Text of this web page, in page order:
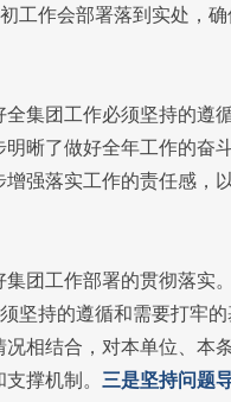
工作会部署落到实处，确
集团工作必须坚持的遵
晰了做好全年工作的奋
强落实工作的责任感，
团工作部署的贯彻落实。
坚持的遵循和需要打牢的
相结合，对本单位、本
撑机制。 三是坚持问题